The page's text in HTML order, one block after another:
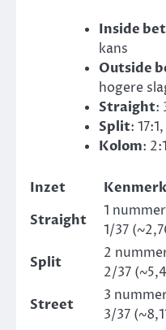
Inside
kans
Outside
hogere
Straight:
Split:
Kolom:
Inzet
Straight
1
1/37
Split
2
2/37
Street
3
3/37